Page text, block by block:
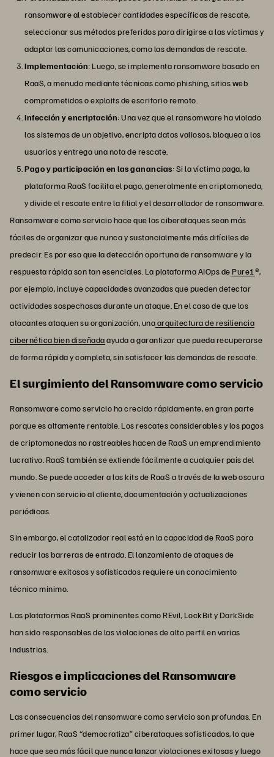
ransomware al establecer cantidades específicas de rescate,
seleccionar sus métodos preferidos para dirigirse a las víctimas y
adaptar las comunicaciones, como las demandas de rescate.
Implementación: Luego, se implementa ransomware basado en
RaaS, a menudo mediante técnicas como phishing, sitios web
comprometidos o exploits de escritorio remoto.
Infección y encriptación: Una vez que el ransomware ha violado
los sistemas de un objetivo, encripta datos valiosos, bloquea a los
usuarios y entrega una nota de rescate.
Pago y participación en las ganancias: Si la víctima paga, la
plataforma RaaS facilita el pago, generalmente en criptomoneda,
y divide el rescate entre la filial y el desarrollador de ransomware.
Ransomware como servicio hace que los ciberataques sean más
fáciles de organizar que nunca y sustancialmente más difíciles de
predecir. Es por eso que la detección oportuna de ransomware y la
respuesta rápida son tan esenciales. La plataforma AIOps dePure1®,
por ejemplo, incluye capacidades avanzadas que pueden detectar
actividades sospechosas durante un ataque. En el caso de que los
atacantes ataquen su organización, unaarquitectura de resiliencia
cibernética bien diseñadaayuda a garantizar que pueda recuperarse
de forma rápida y completa, sin satisfacer las demandas de rescate.
El surgimiento del Ransomware como servicio
Ransomware como servicio ha crecido rápidamente, en gran parte
porque es altamente rentable. Los rescates considerables y los pagos
de criptomonedas no rastreables hacen de RaaS un emprendimiento
lucrativo. RaaS también se extiende fácilmente a cualquier país del
mundo. Se puede acceder a los kits de RaaS a través de la web oscura
y vienen con servicio al cliente, documentación y actualizaciones
periódicas.
Sin embargo, el catalizador real está en la capacidad de RaaS para
reducir las barreras de entrada. El lanzamiento de ataques de
ransomware exitosos y sofisticados requiere un conocimiento
técnico mínimo.
Las plataformas RaaS prominentes como REvil, LockBit y DarkSide
han sido responsables de las violaciones de alto perfil en varias
industrias.
Riesgos e implicaciones del Ransomware
como servicio
Las consecuencias del ransomware como servicio son profundas. En
primer lugar, RaaS “democratiza” ciberataques sofisticados, lo que
hace que sea más fácil que nunca lanzar violaciones exitosas y luego